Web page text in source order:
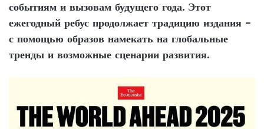
событиям и вызовам будущего года. Этот
ежегодный ребус продолжает традицию издания –
с помощью образов намекать на глобальные
тренды и возможные сценарии развития.